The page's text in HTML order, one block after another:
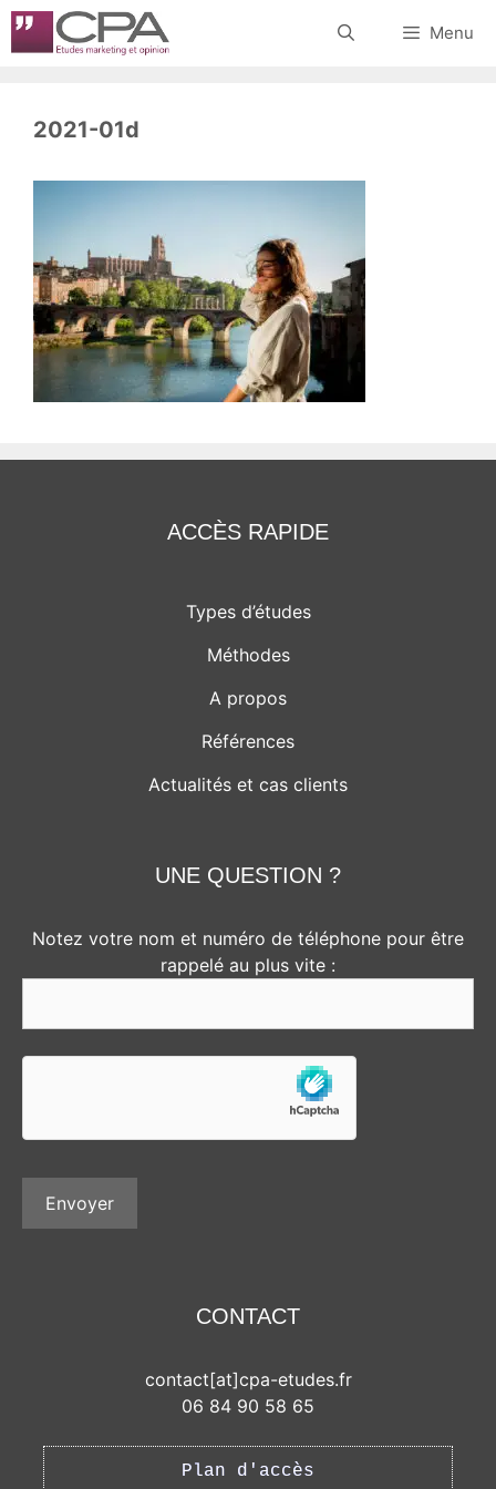
Aller
au
Menu
2021-01d
ACCÈS RAPIDE
Types d’études
Méthodes
A propos
Références
Actualités et cas clients
UNE QUESTION ?
Notez votre nom et numéro de téléphone pour être
rappelé au plus vite :
CONTACT
contact[at]cpa-etudes.fr
06 84 90 58 65
Plan d'accès